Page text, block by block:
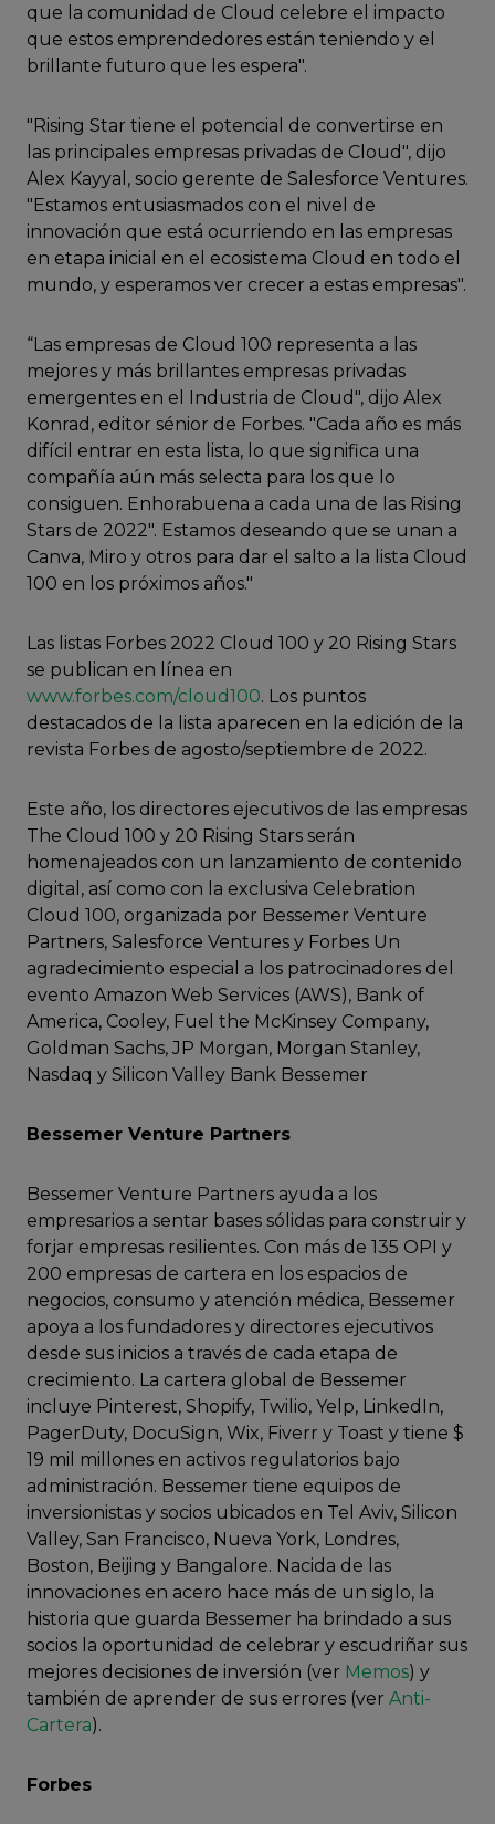
que la comunidad de Cloud celebre el impacto
que estos emprendedores están teniendo y el
brillante futuro que les espera".
"Rising Star tiene el potencial de convertirse en
las principales empresas privadas de Cloud", dijo
Alex Kayyal, socio gerente de Salesforce Ventures.
"Estamos entusiasmados con el nivel de
innovación que está ocurriendo en las empresas
en etapa inicial en el ecosistema Cloud en todo el
mundo, y esperamos ver crecer a estas empresas".
“Las empresas de Cloud 100 representa a las
mejores y más brillantes empresas privadas
emergentes en el Industria de Cloud", dijo Alex
Konrad, editor sénior de Forbes. "Cada año es más
difícil entrar en esta lista, lo que significa una
compañía aún más selecta para los que lo
consiguen. Enhorabuena a cada una de las Rising
Stars de 2022". Estamos deseando que se unan a
Canva, Miro y otros para dar el salto a la lista Cloud
100 en los próximos años."
Las listas Forbes 2022 Cloud 100 y 20 Rising Stars
se publican en línea en
www.forbes.com/cloud100. Los puntos
destacados de la lista aparecen en la edición de la
revista Forbes de agosto/septiembre de 2022.
Este año, los directores ejecutivos de las empresas
The Cloud 100 y 20 Rising Stars serán
homenajeados con un lanzamiento de contenido
digital, así como con la exclusiva Celebration
Cloud 100, organizada por Bessemer Venture
Partners, Salesforce Ventures y Forbes Un
agradecimiento especial a los patrocinadores del
evento Amazon Web Services (AWS), Bank of
America, Cooley, Fuel the McKinsey Company,
Goldman Sachs, JP Morgan, Morgan Stanley,
Nasdaq y Silicon Valley Bank Bessemer
Bessemer Venture Partners
Bessemer Venture Partners ayuda a los
empresarios a sentar bases sólidas para construir y
forjar empresas resilientes. Con más de 135 OPI y
200 empresas de cartera en los espacios de
negocios, consumo y atención médica, Bessemer
apoya a los fundadores y directores ejecutivos
desde sus inicios a través de cada etapa de
crecimiento. La cartera global de Bessemer
incluye Pinterest, Shopify, Twilio, Yelp, LinkedIn,
PagerDuty, DocuSign, Wix, Fiverr y Toast y tiene $
19 mil millones en activos regulatorios bajo
administración. Bessemer tiene equipos de
inversionistas y socios ubicados en Tel Aviv, Silicon
Valley, San Francisco, Nueva York, Londres,
Boston, Beijing y Bangalore. Nacida de las
innovaciones en acero hace más de un siglo, la
historia que guarda Bessemer ha brindado a sus
socios la oportunidad de celebrar y escudriñar sus
mejores decisiones de inversión (ver Memos) y
también de aprender de sus errores (ver Anti-
Cartera).
Forbes